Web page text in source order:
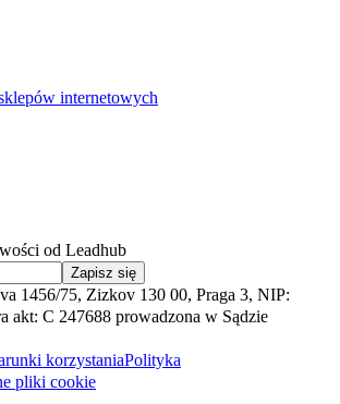
internetowych
od Leadhub
Zapisz się
1456/75, Zizkov 130 00, Praga 3, NIP:
akt: C 247688 prowadzona w Sądzie
korzystaniaPolityka
pliki cookie